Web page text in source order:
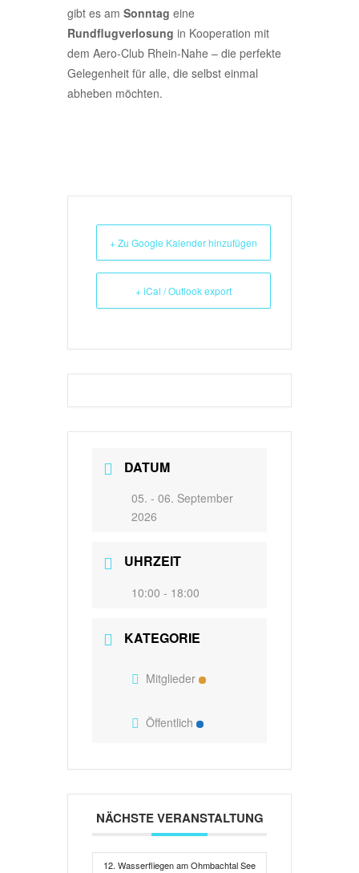
gibt es am Sonntag eine
Rundflugverlosung in Kooperation mit
dem Aero-Club Rhein-Nahe – die perfekte
Gelegenheit für alle, die selbst einmal
abheben möchten.
+ Zu Google Kalender hinzufügen
+ iCal / Outlook export
DATUM
05. - 06. September
2026
UHRZEIT
10:00 - 18:00
KATEGORIE
Mitglieder
Öffentlich
NÄCHSTE VERANSTALTUNG
12. Wasserfliegen am Ohmbachtal See